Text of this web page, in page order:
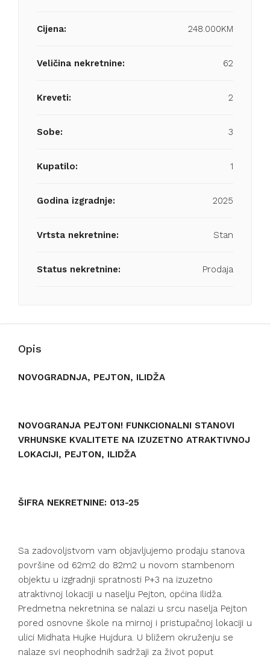
Cijena: 248.000KM
Veličina nekretnine: 62
Kreveti: 2
Sobe: 3
Kupatilo: 1
Godina izgradnje: 2025
Vrtsta nekretnine: Stan
Status nekretnine: Prodaja
Opis
NOVOGRADNJA, PEJTON, ILIDŽA
NOVOGRANJA PEJTON! FUNKCIONALNI STANOVI
VRHUNSKE KVALITETE NA IZUZETNO ATRAKTIVNOJ
LOKACIJI, PEJTON, ILIDŽA
ŠIFRA NEKRETNINE: 013-25
Sa zadovoljstvom vam objavljujemo prodaju stanova
površine od 62m2 do 82m2 u novom stambenom
objektu u izgradnji spratnosti P+3 na izuzetno
atraktivnoj lokaciji u naselju Pejton, općina Ilidža.
Predmetna nekretnina se nalazi u srcu naselja Pejton
pored osnovne škole na mirnoj i pristupačnoj lokaciji u
ulici Midhata Hujke Hujdura. U bližem okruženju se
nalaze svi neophodnih sadržaji za život poput